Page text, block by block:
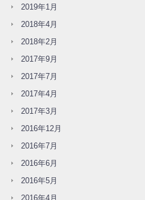
2019年1月
2018年4月
2018年2月
2017年9月
2017年7月
2017年4月
2017年3月
2016年12月
2016年7月
2016年6月
2016年5月
2016年4月